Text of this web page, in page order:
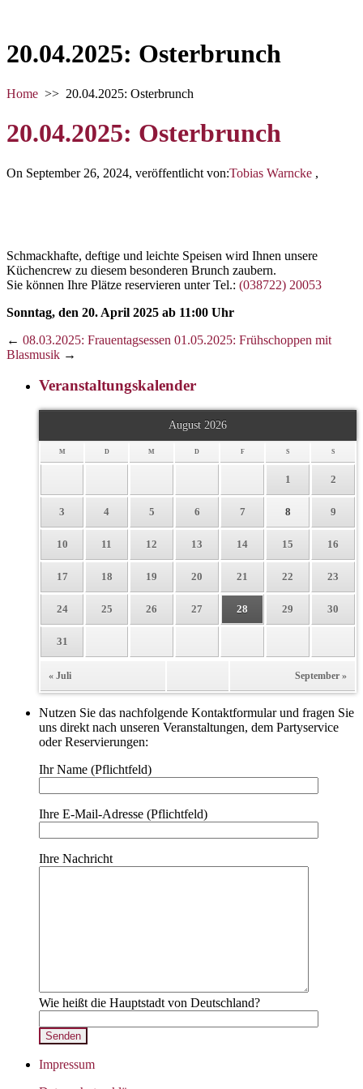
20.04.2025: Osterbrunch
Home >> 20.04.2025: Osterbrunch
20.04.2025: Osterbrunch
On September 26, 2024, veröffentlicht von:Tobias Warncke ,
Schmackhafte, deftige und leichte Speisen wird Ihnen unsere
Küchencrew zu diesem besonderen Brunch zaubern.
Sie können Ihre Plätze reservieren unter Tel.: (038722) 20053
Sonntag, den 20. April 2025 ab 11:00 Uhr
← 08.03.2025: Frauentagsessen 01.05.2025: Frühschoppen mit
Blasmusik →
Veranstaltungskalender
August 2026
M D M D F S S
1 2
3 4 5 6 7 8 9
10 11 12 13 14 15 16
17 18 19 20 21 22 23
24 25 26 27 28 29 30
31
« Juli September »
Nutzen Sie das nachfolgende Kontaktformular und fragen Sie
uns direkt nach unseren Veranstaltungen, dem Partyservice
oder Reservierungen:
Ihr Name (Pflichtfeld)
Ihre E-Mail-Adresse (Pflichtfeld)
Ihre Nachricht
Wie heißt die Hauptstadt von Deutschland?
Impressum